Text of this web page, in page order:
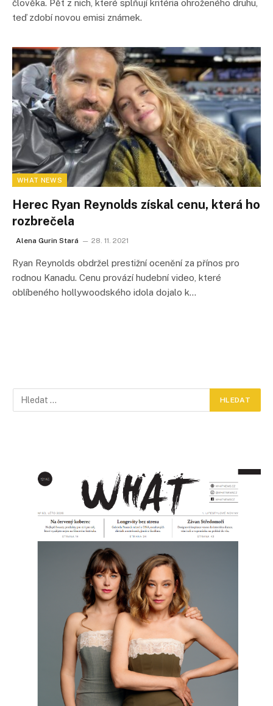
člověka. Pět z nich, které splňují kritéria ohroženého druhu,
teď zdobí novou emisi známek.
WHAT NEWS
Herec Ryan Reynolds získal cenu, která ho
rozbrečela
Alena Gurin Stará 28. 11. 2021
Ryan Reynolds obdržel prestižní ocenění za přínos pro
rodnou Kanadu. Cenu provází hudební video, které
oblíbeného hollywoodského idola dojalo k…